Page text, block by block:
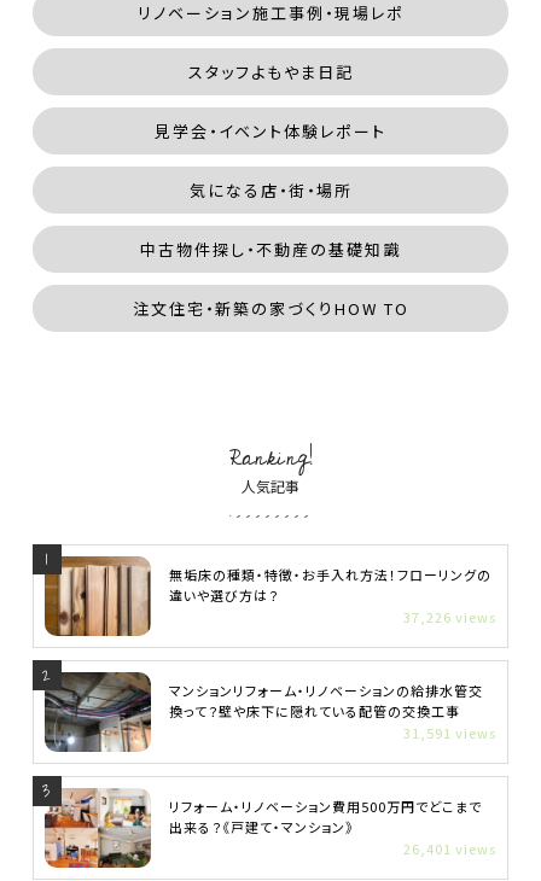
リノベーション施工事例・現場レポ
スタッフよもやま日記
見学会・イベント体験レポート
気になる店・街・場所
中古物件探し・不動産の基礎知識
注文住宅・新築の家づくりHOW TO
Ranking!
人気記事
無垢床の種類・特徴・お手入れ方法！フローリングの
違いや選び方は？
37,226 views
マンションリフォーム・リノベーションの給排水管交
換って？壁や床下に隠れている配管の交換工事
31,591 views
リフォーム・リノベーション費用500万円でどこまで
出来る？《戸建て・マンション》
26,401 views